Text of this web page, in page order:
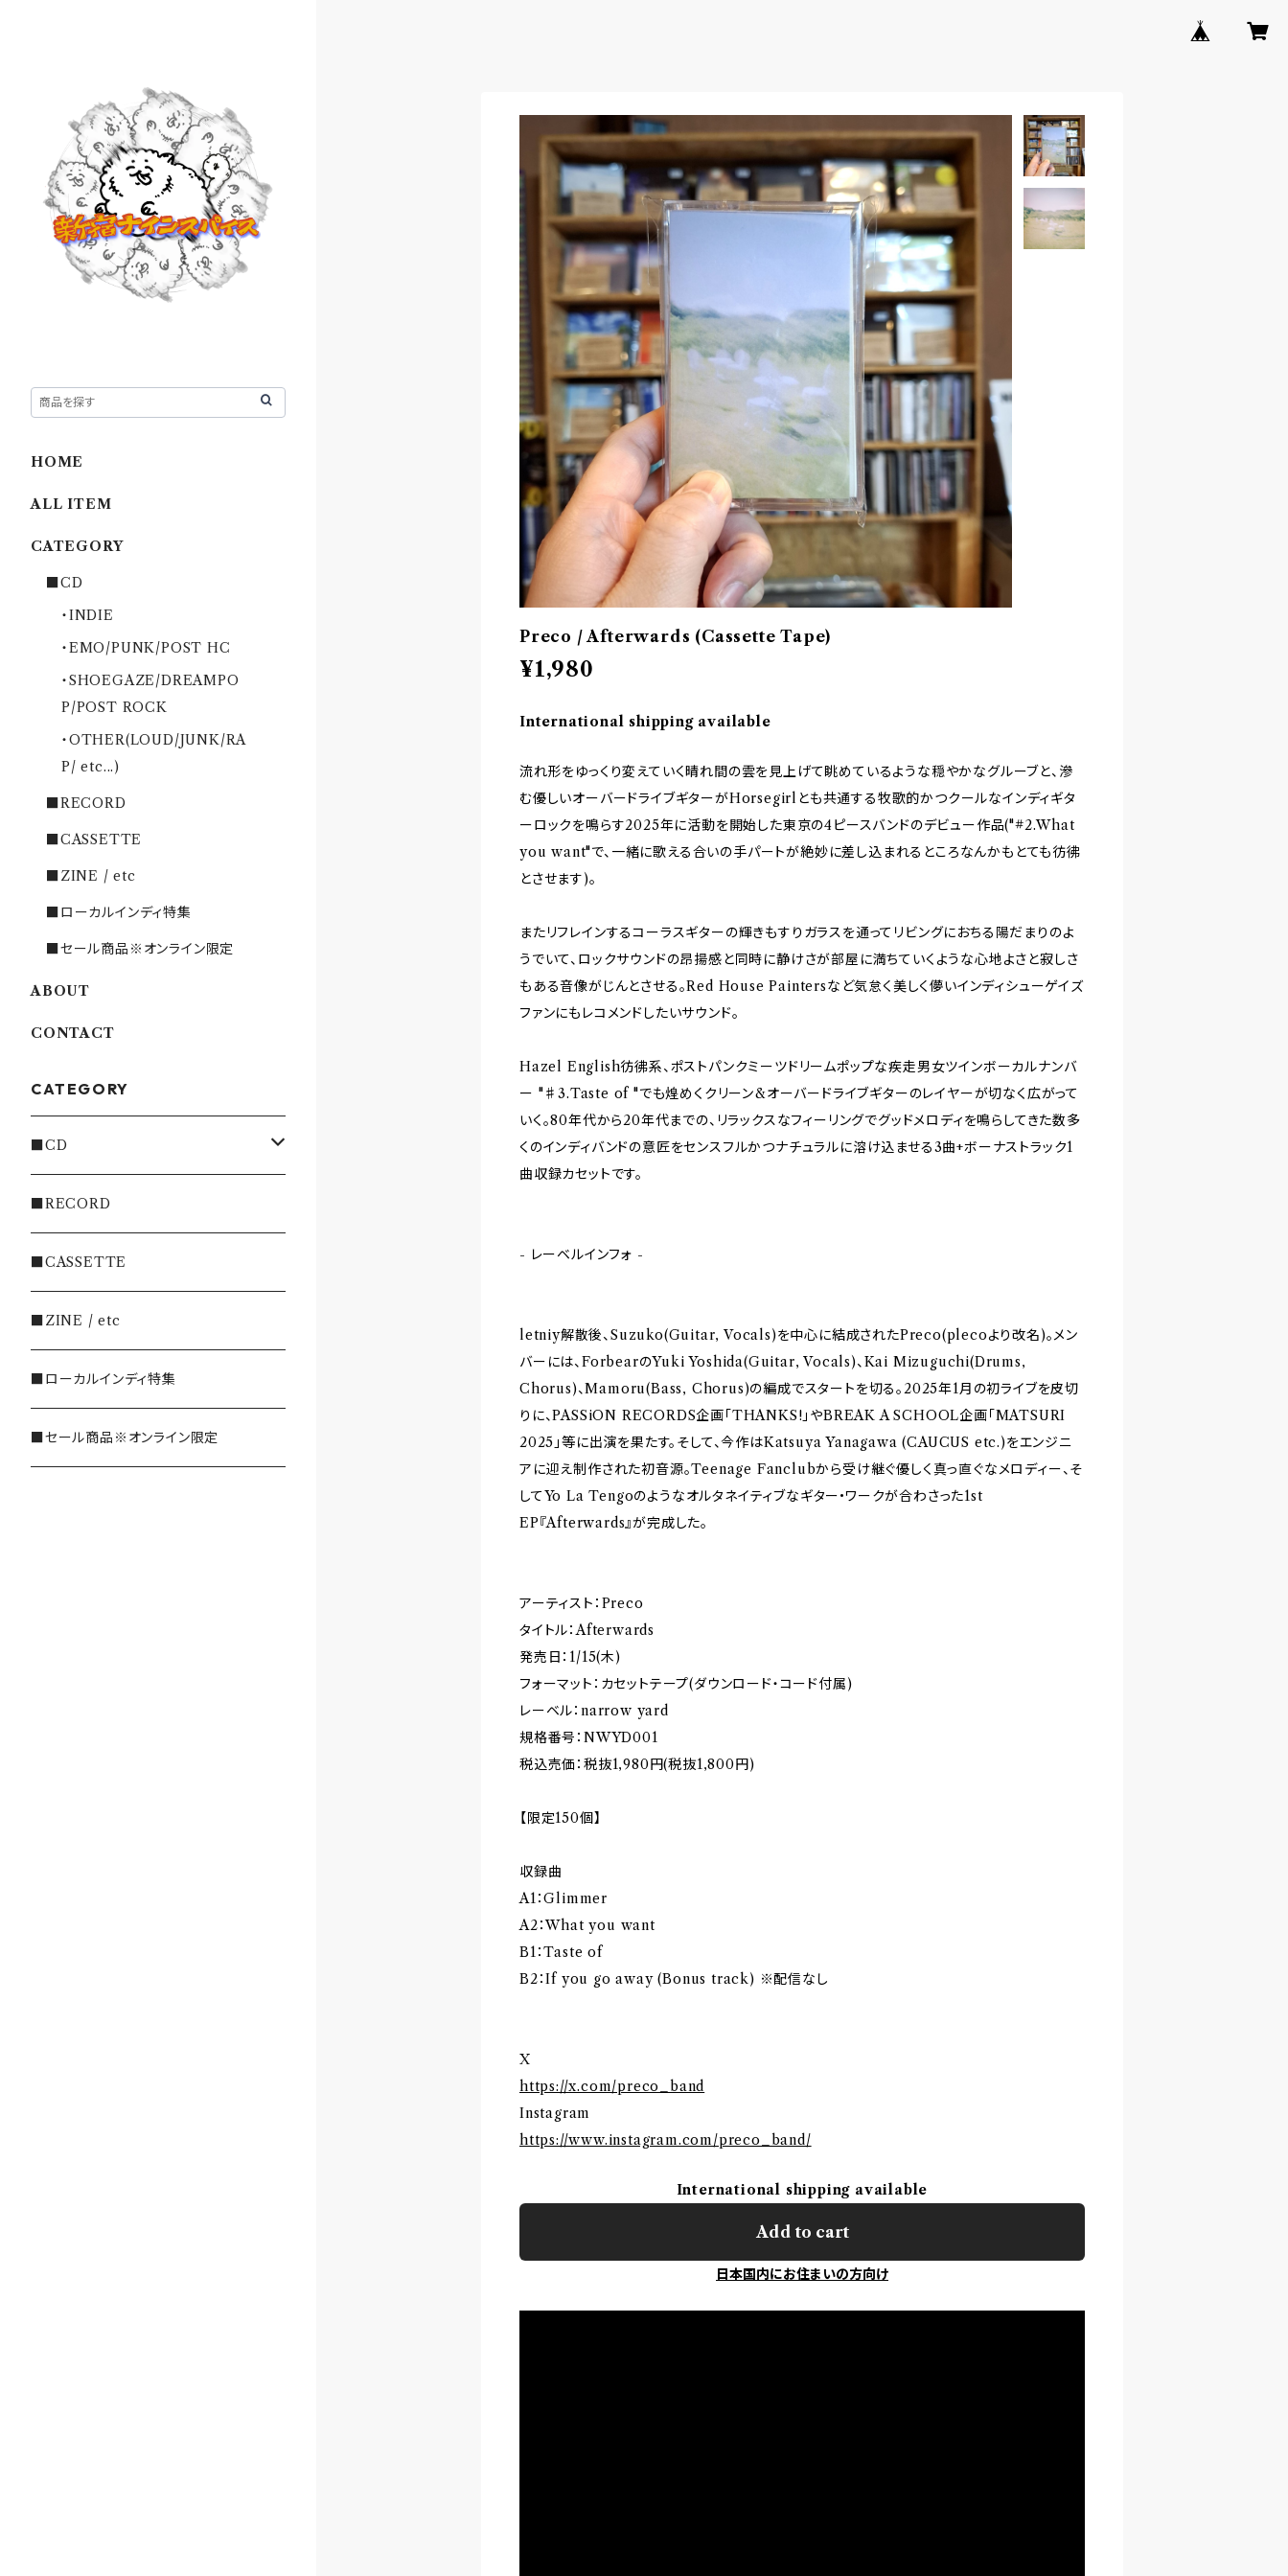
Preco / Afterwards (Cassette Tape)
¥1,980
International shipping available
流れ形をゆっくり変えていく晴れ間の雲を見上げて眺めているような穏やかなグルーブと、滲
む優しいオーバードライブギターがHorsegirlとも共通する牧歌的かつクールなインディギタ
ーロックを鳴らす2025年に活動を開始した東京の4ピースバンドのデビュー作品("#2.What
you want"で、一緒に歌える合いの手パートが絶妙に差し込まれるところなんかもとても彷彿
とさせます)。
またリフレインするコーラスギターの輝きもすりガラスを通ってリビングにおちる陽だまりのよ
うでいて、ロックサウンドの昂揚感と同時に静けさが部屋に満ちていくような心地よさと寂しさ
もある音像がじんとさせる。Red House Paintersなど気怠く美しく儚いインディシューゲイズ
ファンにもレコメンドしたいサウンド。
Hazel English彷彿系、ポストパンクミーツドリームポップな疾走男女ツインボーカルナンバ
ー "♯3.Taste of "でも煌めくクリーン&オーバードライブギターのレイヤーが切なく広がって
いく。80年代から20年代までの、リラックスなフィーリングでグッドメロディを鳴らしてきた数多
くのインディバンドの意匠をセンスフルかつナチュラルに溶け込ませる3曲+ボーナストラック1
曲収録カセットです。
- レーベルインフォ -
letniy解散後、Suzuko(Guitar, Vocals)を中心に結成されたPreco(plecoより改名)。メン
バーには、ForbearのYuki Yoshida(Guitar, Vocals)、Kai Mizuguchi(Drums,
Chorus)、Mamoru(Bass, Chorus)の編成でスタートを切る。2025年1月の初ライブを皮切
りに、PASSiON RECORDS企画「THANKS!」やBREAK A SCHOOL企画「MATSURI
2025」等に出演を果たす。そして、今作はKatsuya Yanagawa (CAUCUS etc.)をエンジニ
アに迎え制作された初音源。Teenage Fanclubから受け継ぐ優しく真っ直ぐなメロディー、そ
してYo La Tengoのようなオルタネイティブなギター•ワークが合わさった1st
EP『Afterwards』が完成した。
アーティスト：Preco
タイトル：Afterwards
発売日：1/15(木)
フォーマット：カセットテープ(ダウンロード・コード付属)
レーベル：narrow yard
規格番号：NWYD001
税込売価：税抜1,980円(税抜1,800円)
【限定150個】
収録曲
A1：Glimmer
A2：What you want
B1：Taste of
B2：If you go away (Bonus track) ※配信なし
X
https://x.com/preco_band
Instagram
https://www.instagram.com/preco_band/
International shipping available
Add to cart
日本国内にお住まいの方向け
HOME
ALL ITEM
CATEGORY
■CD
・INDIE
・EMO/PUNK/POST HC
・SHOEGAZE/DREAMPO
P/POST ROCK
・OTHER(LOUD/JUNK/RA
P/ etc...)
■RECORD
■CASSETTE
■ZINE / etc
■ローカルインディ特集
■セール商品※オンライン限定
ABOUT
CONTACT
CATEGORY
■CD
・INDIE
・EMO/PUNK/POST HC
・SHOEGAZE/DREAMPOP/POST
ROCK
・OTHER(LOUD/JUNK/RAP/ et
c...)
■RECORD
■CASSETTE
■ZINE / etc
■ローカルインディ特集
■セール商品※オンライン限定